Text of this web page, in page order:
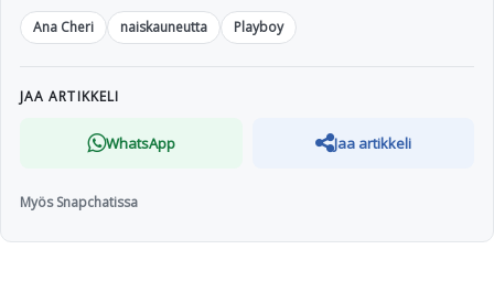
Ana Cheri
naiskauneutta Playboy
JAA ARTIKKELI
WhatsApp Jaa artikkeli
Myös Snapchatissa